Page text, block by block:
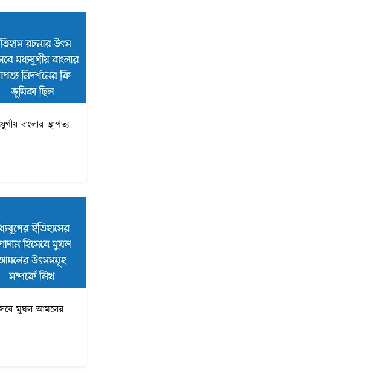
বাংলার স্থাপত্য
মুঘল আমলের